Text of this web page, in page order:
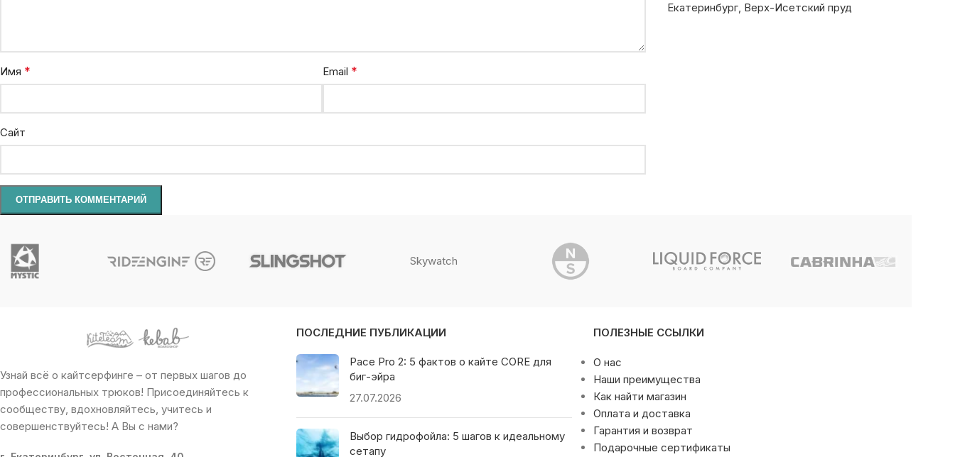
Имя * Email *
Сайт
Екатеринбург, Верх-Исетский пруд
Skywatch
Узнай всё о кайтсерфинге – от первых шагов до
профессиональных трюков! Присоединяйтесь к
сообществу, вдохновляйтесь, учитесь и
совершенствуйтесь! А Вы с нами?
ПОСЛЕДНИЕ ПУБЛИКАЦИИ
Pace Pro 2: 5 фактов о кайте CORE для
биг-эйра
27.07.2026
Выбор гидрофойла: 5 шагов к идеальному
сетапу
ПОЛЕЗНЫЕ ССЫЛКИ
О нас
Наши преимущества
Как найти магазин
Оплата и доставка
Гарантия и возврат
Подарочные сертификаты